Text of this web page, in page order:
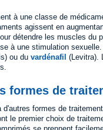
à une classe de
agissent en
détendre les muscles du
à une stimulation
ou du vardénafil (Levitra).
formes de
formes de
le premier choix de
se prennent